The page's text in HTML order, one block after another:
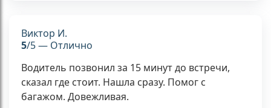
Виктор И.
5/5 — Отлично
Водитель позвонил за 15 минут до встречи,
сказал где стоит. Нашла сразу. Помог с
багажом. Довежливая.